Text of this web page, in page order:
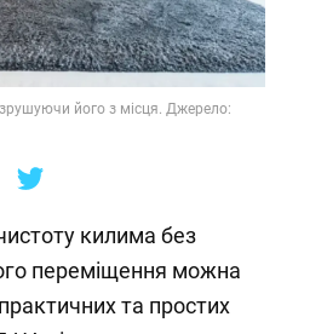
його з місця. Джерело:
килима без
переміщення можна
та простих